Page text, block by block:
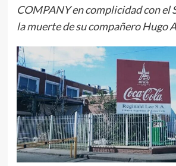
COMPANY en complicidad con el
la muerte de su compañero Hugo